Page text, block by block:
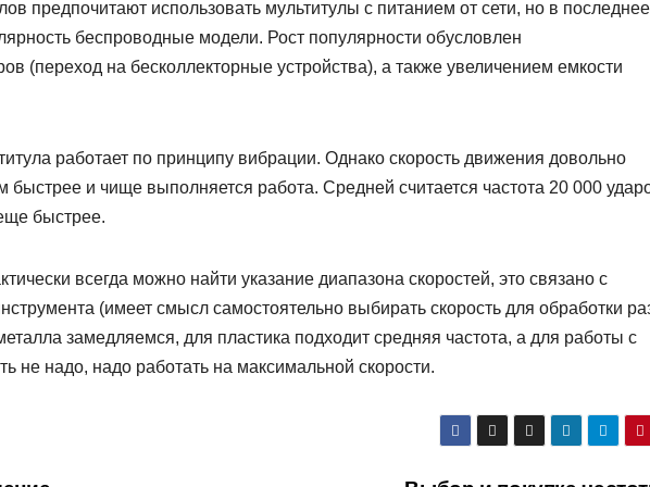
предпочитают использовать мультитулы с питанием от сети, но в последнее
беспроводные модели. Рост популярности обусловлен
(переход на бесколлекторные устройства), а также увеличением емкости
работает по принципу вибрации. Однако скорость движения довольно
и чище выполняется работа. Средней считается частота 20 000
быстрее.
всегда можно найти указание диапазона скоростей, это связано с
(имеет смысл самостоятельно выбирать скорость для обработки
замедляемся, для пластика подходит средняя частота, а для работы с
не надо, надо работать на максимальной скорости.